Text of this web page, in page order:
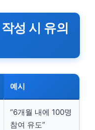
성 시 유의
예시
“6개월 내에 100명
참여 유도”